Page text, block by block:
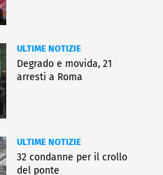
ULTIME NOTIZIE
Degrado e movida, 21
arresti a Roma
ULTIME NOTIZIE
32 condanne per il crollo
del ponte